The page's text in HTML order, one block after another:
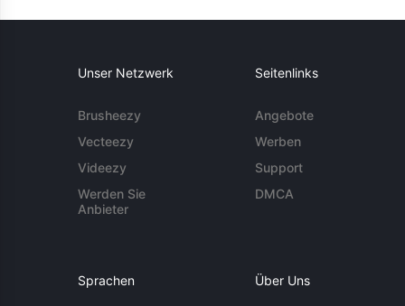
Unser Netzwerk
Brusheezy
Vecteezy
Videezy
Werden Sie
Anbieter
Seitenlinks
Angebote
Werben
Support
DMCA
Sprachen Über Uns